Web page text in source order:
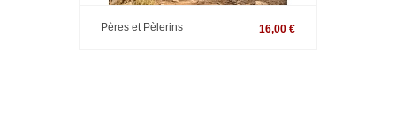
Pères et Pèlerins 16,00 €